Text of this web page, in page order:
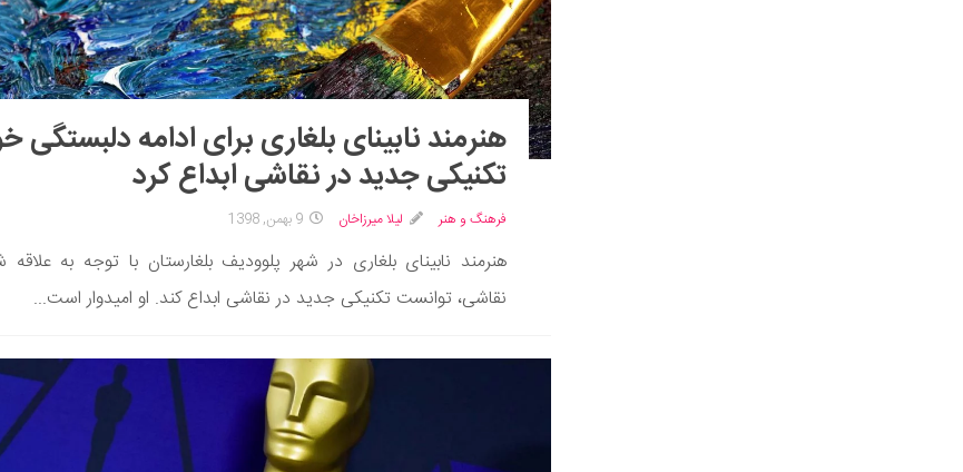
هنرمند نابینای بلغاری برای ادامه دلبستگی
تکنیکی جدید در نقاشی ابداع کرد
فرهنگ و هنر لیلا میرزاخان 9 بهمن, 1398
هنرمند نابینای بلغاری در شهر پلوودیف بلغارستان با توجه به
نقاشی، توانست تکنیکی جدید در نقاشی ابداع کند. او امیدوار است...